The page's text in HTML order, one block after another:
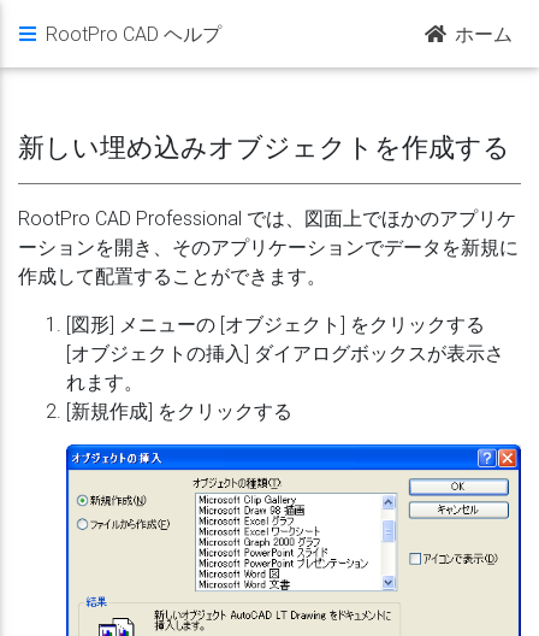
RootPro CAD ヘルプ ホーム
新しい埋め込みオブジェクトを作成する
RootPro CAD Professional では、図面上でほかのアプリケ
ーションを開き、そのアプリケーションでデータを新規に
作成して配置することができます。
[図形] メニューの [オブジェクト] をクリックする
[オブジェクトの挿入] ダイアログボックスが表示さ
れます。
[新規作成] をクリックする